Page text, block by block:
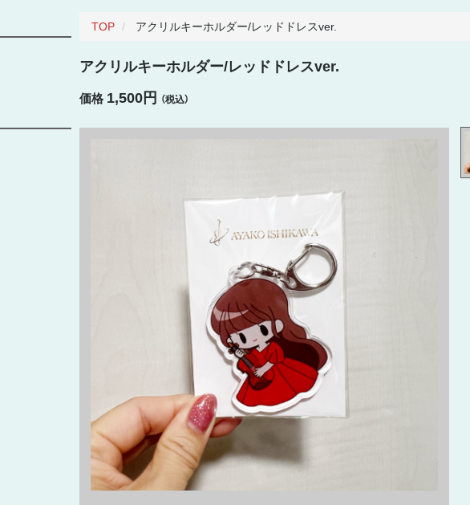
TOP アクリルキーホルダー/レッドドレスver.
アクリルキーホルダー/レッドドレスver.
価格 1,500円 （税込）